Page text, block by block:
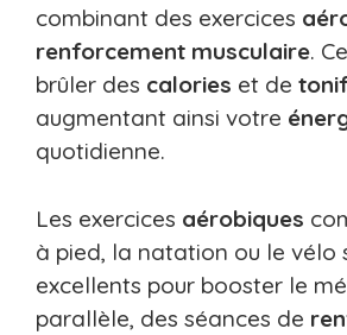
combinant des exercices
renforcement musculaire.
brûler des calories et de
augmentant ainsi votre
quotidienne.
Les exercices aérobiques
à pied, la natation ou le vélo
excellents pour booster le
parallèle, des séances de